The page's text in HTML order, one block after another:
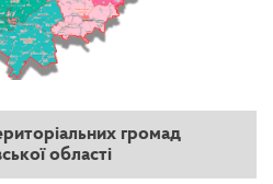
громад
області